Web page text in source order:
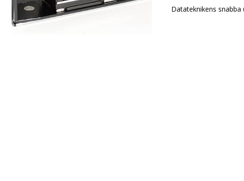
Datateknikens